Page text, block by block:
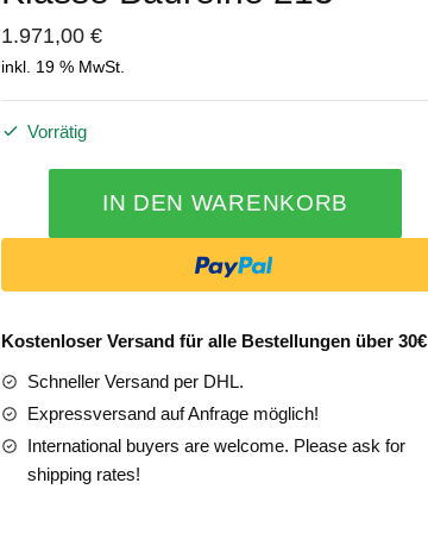
1.971,00€
inkl. 19 % MwSt.
Vorrätig
Grad
die
Benz
E
Klasse
Baureihe
IN DEN WARENKORB
Kostenloser Versand für alle Bestellungen über 30€
Schneller Versand per DHL.
Expressversand auf Anfrage möglich!
International buyers are welcome. Please ask for
shipping rates!